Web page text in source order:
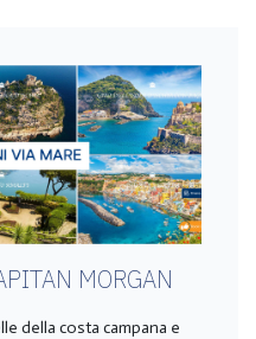
MORGAN
della costa campana e